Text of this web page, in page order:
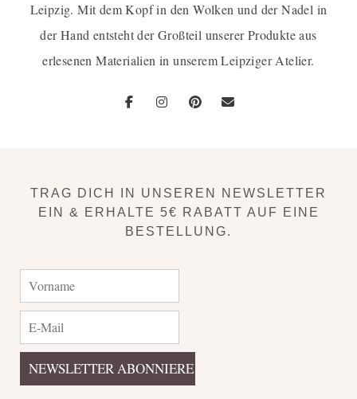
Leipzig. Mit dem Kopf in den Wolken und der Nadel in
der Hand entsteht der Großteil unserer Produkte aus
erlesenen Materialien in unserem Leipziger Atelier.
TRAG DICH IN UNSEREN NEWSLETTER
EIN & ERHALTE 5€ RABATT AUF EINE
BESTELLUNG.